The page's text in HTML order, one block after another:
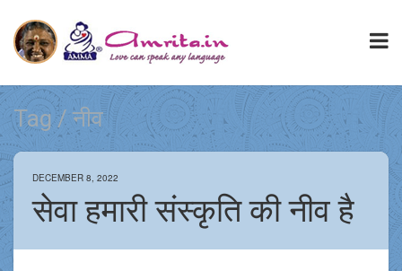
Tag / नीव
DECEMBER 8, 2022
सेवा हमारी संस्कृति की नीव है